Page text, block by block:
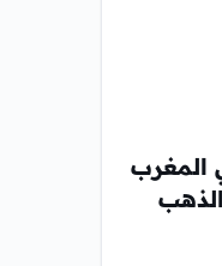
المغرب